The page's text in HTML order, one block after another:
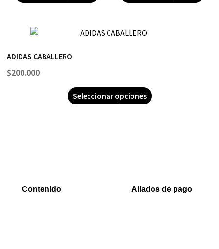
ADIDAS CABALLERO
$200.000
Seleccionar opciones
Contenido
Aliados de pago